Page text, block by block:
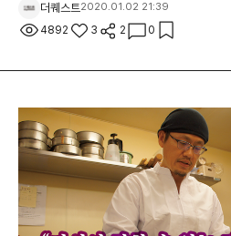
더퀘스트2020.01.02 21:39
4892 3 2 0